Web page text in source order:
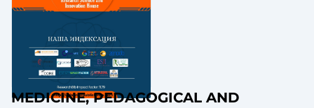
MEDICINE, PEDAGOGICAL AND